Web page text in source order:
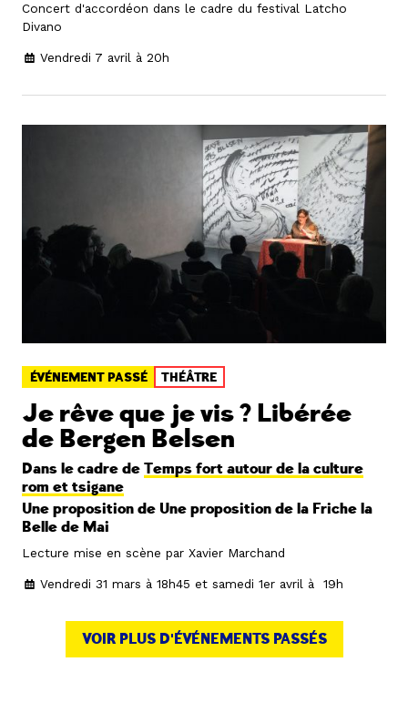
Concert d'accordéon dans le cadre du festival Latcho
Divano
Vendredi 7 avril à 20h
ÉVÉNEMENT PASSÉ THÉÂTRE
Je rêve que je vis ? Libérée
de Bergen Belsen
Dans le cadre de Temps fort autour de la culture
rom et tsigane
Une proposition de Une proposition de la Friche la
Belle de Mai
Lecture mise en scène par Xavier Marchand
Vendredi 31 mars à 18h45 et samedi 1er avril à 19h
VOIR PLUS D'ÉVÉNEMENTS PASSÉS